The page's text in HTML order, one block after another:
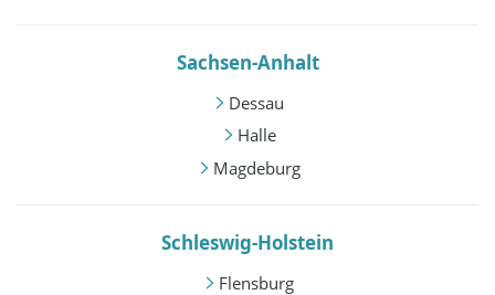
Sachsen-Anhalt
Dessau
Halle
Magdeburg
Schleswig-Holstein
Flensburg